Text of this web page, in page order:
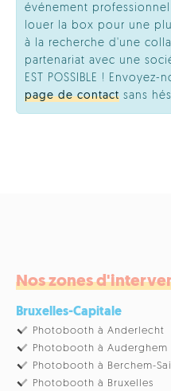
événement
louer la box pour une
à la recherche d'une
partenariat avec une
EST POSSIBLE !
page de contact sans
Nos zones
Bruxelles-Capitale
Photobooth à Anderlecht
Photobooth à Auderghem
Photobooth à Berchem-
Photobooth à Bruxelles